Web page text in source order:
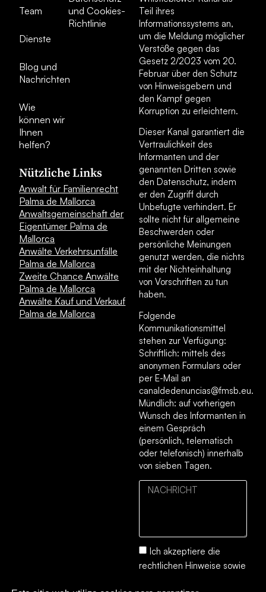
Team
Dienste
Blog und
Nachrichten
Wie
können wir
Ihnen
helfen?
und Cookies-
Richtlinie
Nützliche Links
Anwalt für Familienrecht
Palma de Mallorca
Anwaltsgemeinschaft der
Eigentümer Palma de
Mallorca
Anwälte Verkehrsunfälle
Palma de Mallorca
Zweite Chance Anwälte
Palma de Mallorca
Anwälte Kauf und Verkauf
Palma de Mallorca
Teil ihres
Informationssystems an,
um die Meldung möglicher
Verstöße gegen das
Gesetz 2/2023 vom 20.
Februar über den Schutz
von Hinweisgebern und
den Kampf gegen
Korruption zu erleichtern.
Dieser Kanal garantiert die
Vertraulichkeit des
Informanten und der
genannten Dritten sowie
den Datenschutz, indem
er den Zugriff durch
Unbefugte verhindert. Er
sollte nicht für allgemeine
Beschwerden oder
persönliche Meinungen
genutzt werden, die nichts
mit der Nichteinhaltung
von Vorschriften zu tun
haben.
Folgende
Kommunikationsmittel
stehen zur Verfügung:
Schriftlich: mittels des
anonymen Formulars oder
per E-Mail an
canaldedenuncias@fmsb.eu.
Mündlich: auf vorherigen
Wunsch des Informanten in
einem Gespräch
(persönlich, telematisch
oder telefonisch) innerhalb
von sieben Tagen.
Ich akzeptiere die
rechtlichen Hinweise sowie